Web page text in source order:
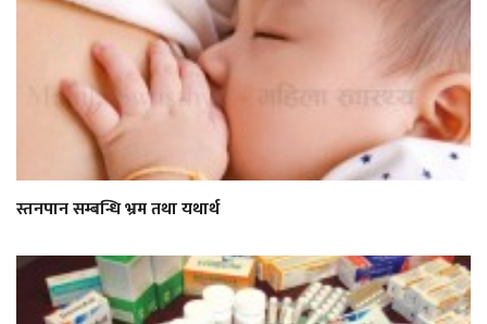
स्तनपान सम्बन्धि भ्रम तथा यथार्थ